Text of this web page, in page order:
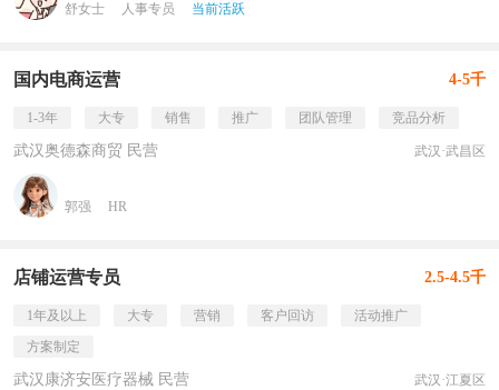
舒女士 人事专员 当前活跃
国内电商运营 4-5千
1-3年 大专 销售 推广 团队管理 竞品分析
武汉奥德森商贸 民营 武汉·武昌区
郭强 HR
店铺运营专员 2.5-4.5千
1年及以上 大专 营销 客户回访
活动推广
方案制定
武汉康济安医疗器械 民营 武汉·江夏区